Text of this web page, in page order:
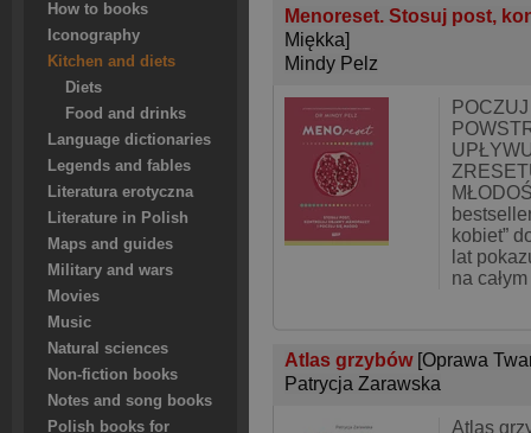
How to books
Iconography
Kitchen and diets
Diets
Food and drinks
Language dictionaries
Legends and fables
Literatura erotyczna
Literature in Polish
Maps and guides
Military and wars
Movies
Music
Natural sciences
Non-fiction books
Notes and song books
Polish books for
Menoreset. Stosuj post,
Miękka]
Mindy Pelz
kobiet”
lat
na
Atlas grzybów [Oprawa
Patrycja Zarawska
Atlas